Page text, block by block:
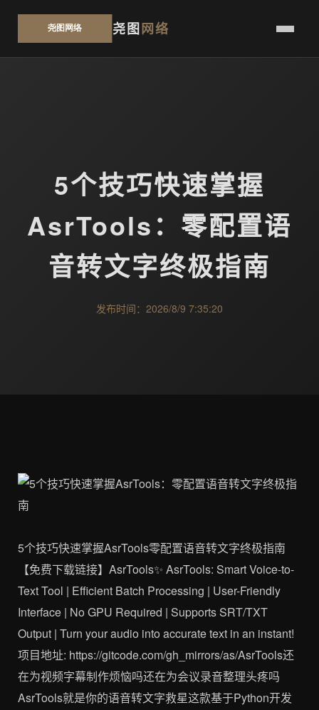
尧图网络
5个技巧快速掌握
AsrTools：零配置语
音转文字终极指南
发布时间：2026/8/9 7:35:20
5个技巧快速掌握AsrTools零配置语音转文字终极指南
【免费下载链接】AsrTools✨ AsrTools: Smart Voice-to-
Text Tool | Efficient Batch Processing | User-Friendly
Interface | No GPU Required | Supports SRT/TXT
Output | Turn your audio into accurate text in an instant!
项目地址: https://gitcode.com/gh_mirrors/as/AsrTools还
在为视频字幕制作烦恼吗还在为会议录音整理头疼吗
AsrTools就是你的语音转文字救星这款基于Python开发